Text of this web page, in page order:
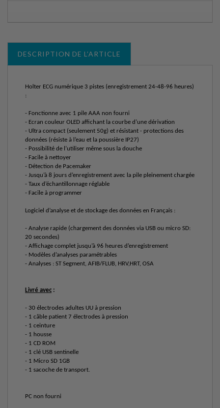
DESCRIPTION DE L’ARTICLE
Holter ECG numérique 3 pistes (enregistrement 24-48-96 heures)
:
- Fonctionne avec 1 pile AAA non fourni
- Ecran couleur OLED affichant la courbe d’une dérivation
- Ultra compact (seulement 50g) et résistant - protections des
données (résiste à l’eau et la poussière IP27)
- Possibilité de l’utiliser même sous la douche
- Facile à nettoyer
- Détection de Pacemaker
- Jusqu’à 8 jours d’enregistrement avec la pile pleinement chargée
- Taux d’échantillonnage réglable
- Facile à programmer
Logiciel d’analyse et de stockage des données en Français :
- Analyse rapide (chargement des données via USB ou micro SD:
20 secondes)
- Affichage complet jusqu’à 96 heures d’enregistrement
- Modèles d’analyses paramétrables
- Analyses : ST Segment, AFIB/FLUB, HRV,HRT, OSA
Livré avec :
- 30 électrodes adultes UU à pression
- 1 câble patient 7 électrodes à pression
- 1 ceinture
- 1 housse
- 1 CD ROM
- 1 clé USB sentinelle
- 1 Micro SD 1GB
- 1 sacoche de transport.
PC non fourni